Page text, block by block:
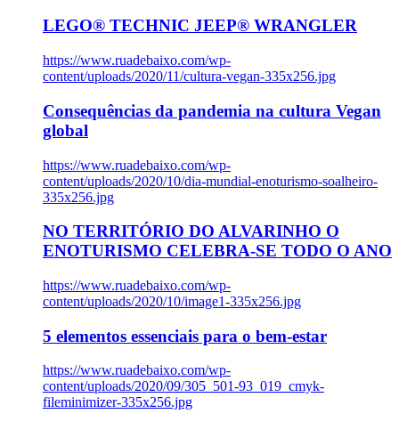
LEGO® TECHNIC JEEP® WRANGLER
https://www.ruadebaixo.com/wp-
content/uploads/2020/11/cultura-vegan-335x256.jpg
Consequências da pandemia na cultura Vegan
global
https://www.ruadebaixo.com/wp-
content/uploads/2020/10/dia-mundial-enoturismo-soalheiro-
335x256.jpg
NO TERRITÓRIO DO ALVARINHO O
ENOTURISMO CELEBRA-SE TODO O ANO
https://www.ruadebaixo.com/wp-
content/uploads/2020/10/image1-335x256.jpg
5 elementos essenciais para o bem-estar
https://www.ruadebaixo.com/wp-
content/uploads/2020/09/305_501-93_019_cmyk-
fileminimizer-335x256.jpg